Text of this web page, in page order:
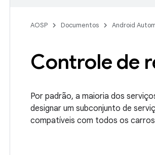
AOSP Documentos Android
Controle de
Por padrão, a maioria dos
designar um subconjunto de
compatíveis com todos os